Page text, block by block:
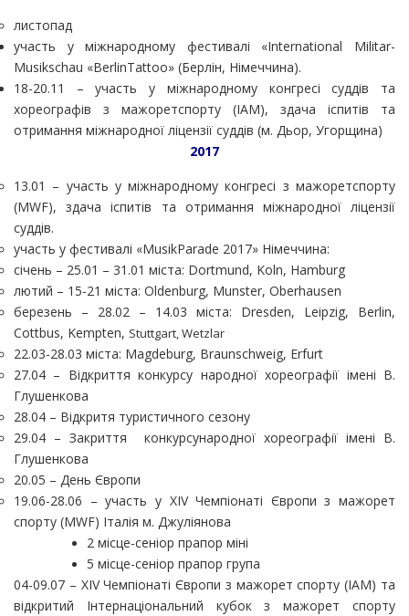
листопад
участь у міжнародному фестивалі «International Militar-
Musikschau «BerlinTattoo» (Берлін, Німеччина).
18-20.11 – участь у міжнародному конгресі суддів та
хореографів з мажоретспорту (IAM), здача іспитів та
отримання міжнародної ліцензії суддів (м. Дьор, Угорщина)
2017
13.01 – участь у міжнародному конгресі з мажоретспорту
(MWF), здача іспитів та отримання міжнародної ліцензії
суддів.
участь у фестивалі «MusikParade 2017» Німеччина:
січень – 25.01 – 31.01 міста: Dortmund, Koln, Hamburg
лютий – 15-21 міста: Oldenburg, Munster, Oberhausen
березень – 28.02 – 14.03 міста: Dresden, Leipzig, Berlin,
Cottbus, Kempten, Stuttgart, Wetzlar
22.03-28.03 міста: Magdeburg, Braunschweig, Erfurt
27.04 – Відкриття конкурсу народної хореографії імені В.
Глушенкова
28.04 – Відкритя туристичного сезону
29.04 – Закриття конкурсународної хореографії імені В.
Глушенкова
20.05 – День Європи
19.06-28.06 – участь у XIV Чемпіонаті Європи з мажорет
спорту (MWF) Італія м. Джуліянова
2 місце-сеніор прапор міні
5 місце-сеніор прапор група
04-09.07 – XIV Чемпіонаті Європи з мажорет спорту (IAM) та
відкритий Інтернаціональний кубок з мажорет спорту